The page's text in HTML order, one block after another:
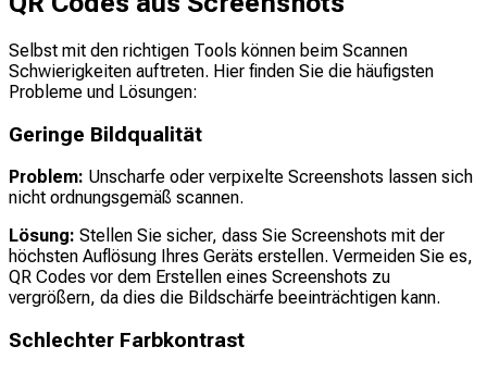
Selbst mit den richtigen Tools können beim Scannen
Schwierigkeiten auftreten. Hier finden Sie die häufigsten
Probleme und Lösungen:
Geringe Bildqualität
Problem: Unscharfe oder verpixelte Screenshots lassen sich
nicht ordnungsgemäß scannen.
Lösung: Stellen Sie sicher, dass Sie Screenshots mit der
höchsten Auflösung Ihres Geräts erstellen. Vermeiden Sie es,
QR Codes vor dem Erstellen eines Screenshots zu
vergrößern, da dies die Bildschärfe beeinträchtigen kann.
Schlechter Farbkontrast